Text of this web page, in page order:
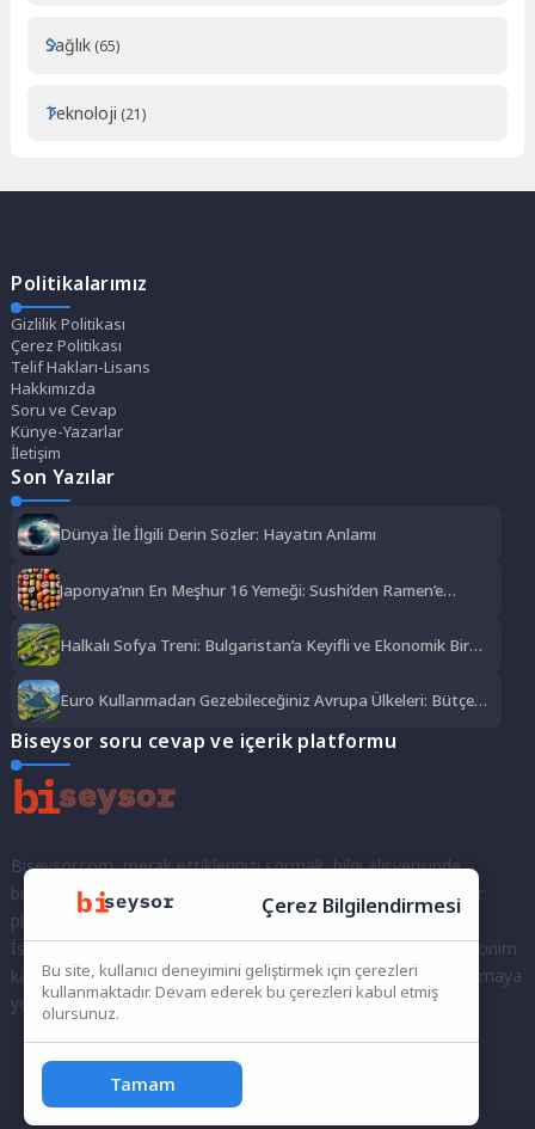
Sağlık (65)
Teknoloji (21)
Politikalarımız
Gizlilik Politikası
Çerez Politikası
Telif Hakları-Lisans
Hakkımızda
Soru ve Cevap
Künye-Yazarlar
İletişim
Son Yazılar
Dünya İle İlgili Derin Sözler: Hayatın Anlamı
Japonya’nın En Meşhur 16 Yemeği: Sushi’den Ramen’e
Halkalı Sofya Treni: Bulgaristan’a Keyifli ve Ekonomik Bir
Euro Kullanmadan Gezebileceğiniz Avrupa Ülkeleri: Bütçe
Biseysor soru cevap ve içerik platformu
Biseysor.com, merak ettiklerinizi sormak, bilgi alışverişinde
bulunmak ve fikirlerinizi paylaşmak için bir araya geldiğimiz bir
platformdur.
İster kayıtlı bir kullanıcı olarak topluluğumuza katılın, ister anonim
kalarak sorularınızı yöneltin; burada her türlü soruya ve tartışmaya
yer var. Bilgiyi keşfetmek ve paylaşmak için bize katılın!
Çerez Bilgilendirmesi
Bu site, kullanıcı deneyimini geliştirmek için çerezleri
kullanmaktadır. Devam ederek bu çerezleri kabul etmiş
olursunuz.
Tamam